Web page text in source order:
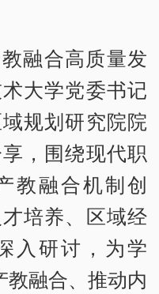
融合高质量发
大学党委书记
规划研究院院
，围绕现代职
教融合机制创
培养、区域经
入研讨，为学
教融合、推动内